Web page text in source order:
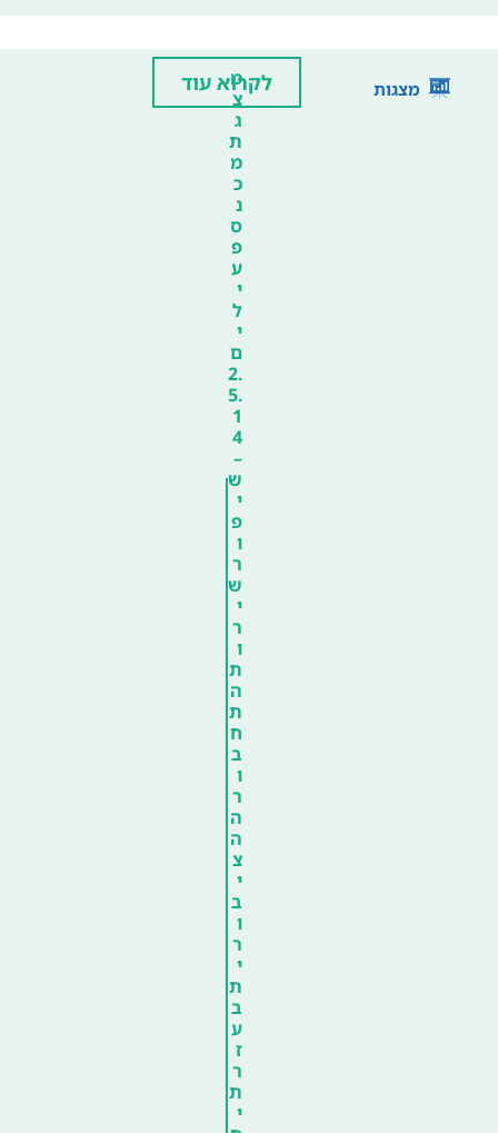
מצגות
מ
צ
ג
ת
מ
כ
נ
ס
פ
ע
י
ל
י
ם
2.
5.
1
4
–
ש
י
פ
ו
ר
ש
י
ר
ו
ת
ה
ת
ח
ב
ו
ר
ה
ה
צ
י
ב
ו
ר
י
ת
ב
ע
ז
ר
ת
י
לקרוא עוד